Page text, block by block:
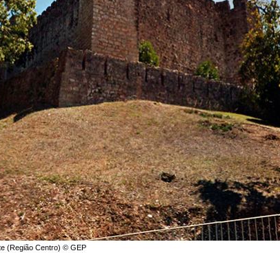
(Região Centro) © GEP